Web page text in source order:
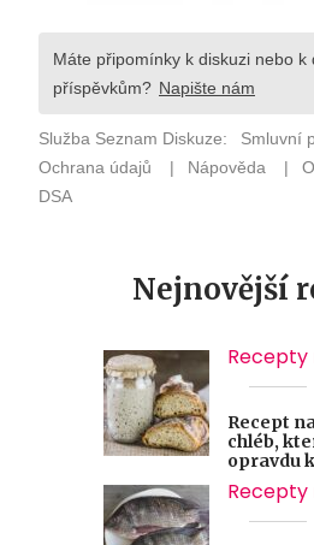
Nejnovější
Recept
chléb,
opravdu
Recepty